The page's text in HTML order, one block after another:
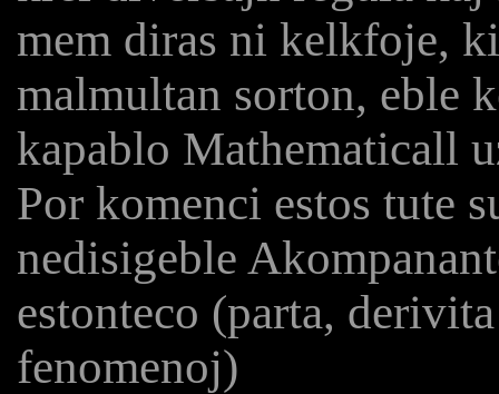
mem diras ni kelkfoje,
malmultan sorton, eble
kapablo Mathematicall
Por komenci estos tute
nedisigeble
estonteco (parta,
fenomenoj)